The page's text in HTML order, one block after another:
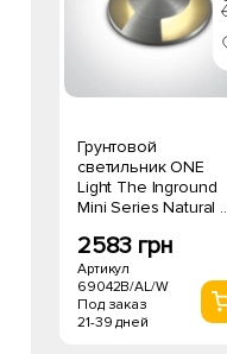
Грунтовой
светильник ONE
Light The Inground
Mini Series Natural ..
2583 грн
Артикул
69042B/AL/W
Под заказ
21-39 дней